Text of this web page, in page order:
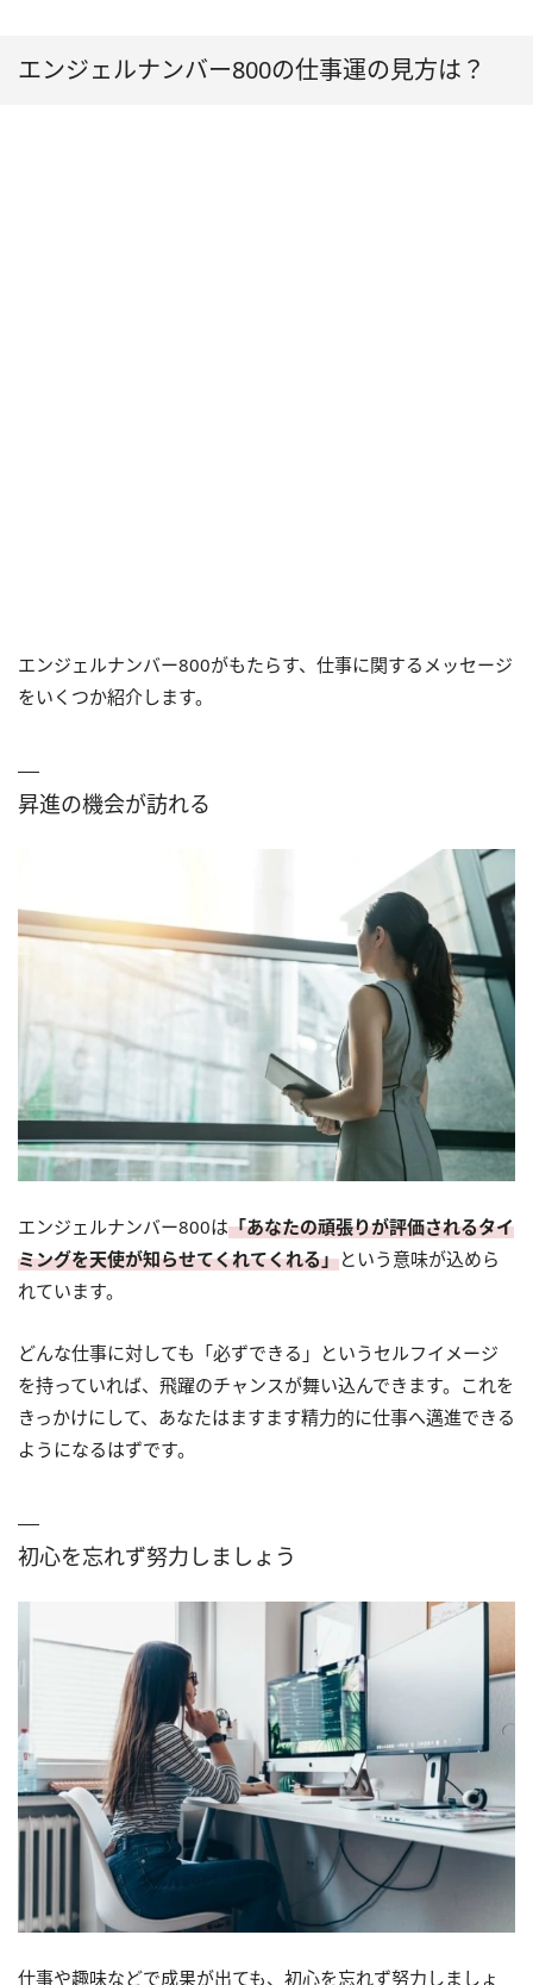
エンジェルナンバー800の仕事運の見方は？
エンジェルナンバー800がもたらす、仕事に関するメッセージ
をいくつか紹介します。
昇進の機会が訪れる
エンジェルナンバー800は「あなたの頑張りが評価されるタイ
ミングを天使が知らせてくれてくれる」という意味が込めら
れています。
どんな仕事に対しても「必ずできる」というセルフイメージ
を持っていれば、飛躍のチャンスが舞い込んできます。これを
きっかけにして、あなたはますます精力的に仕事へ邁進できる
ようになるはずです。
初心を忘れず努力しましょう
仕事や趣味などで成果が出ても、初心を忘れず努力しましょ